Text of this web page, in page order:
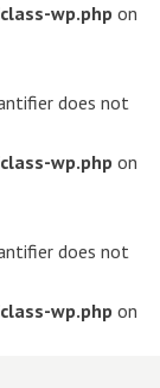
wp.php on
does not
wp.php on
does not
wp.php on